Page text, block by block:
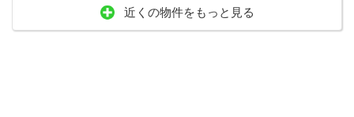
近くの物件をもっと見る